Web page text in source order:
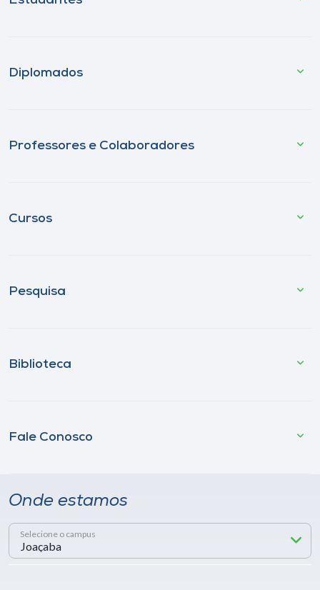
Diplomados
Professores e Colaboradores
Cursos
Pesquisa
Biblioteca
Fale Conosco
Onde estamos
Selecione o campus